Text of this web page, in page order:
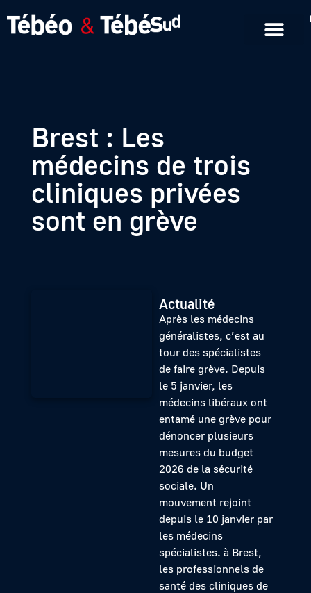
Brest : Les
médecins de trois
cliniques privées
sont en grève
Actualité
Après les médecins
généralistes, c’est au
tour des spécialistes
de faire grève. Depuis
le 5 janvier, les
médecins libéraux ont
entamé une grève pour
dénoncer plusieurs
mesures du budget
2026 de la sécurité
sociale. Un
mouvement rejoint
depuis le 10 janvier par
les médecins
spécialistes. à Brest,
les professionnels de
santé des cliniques de